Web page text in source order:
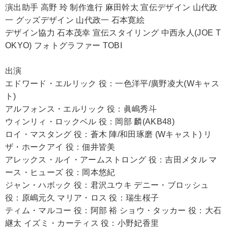
演出助手 高野 玲 制作進行 麻田幹太 宣伝デザイン 山代政
一 グッズデザイン 山代政一 石本寛絵
デザイン協力 石本茂幸 宣伝スタイリング 中西永人(JOE T
OKYO) フォトグラファー TOBI
出演
エドワード・エルリック 役：一色洋平/廣野凌大(Wキャス
ト)
アルフォンス・エルリック 役：眞嶋秀斗
ウィンリィ・ロックベル 役：岡部 麟(AKB48)
ロイ・マスタング 役：蒼木 陣/和田琢磨 (Wキャスト) リ
ザ・ホークアイ 役：佃井皆美
アレックス・ルイ・アームストロング 役：吉田メタル マ
ース・ヒューズ 役：岡本悠紀
ジャン・ハボック 役：君沢ユウキ デニー・ブロッシュ
役：原嶋元久 マリア・ロス 役：瑞生桜子
ティム・マルコー 役：阿部 裕 ショウ・タッカー 役：大石
継太 イズミ・カーティス 役：小野妃香里